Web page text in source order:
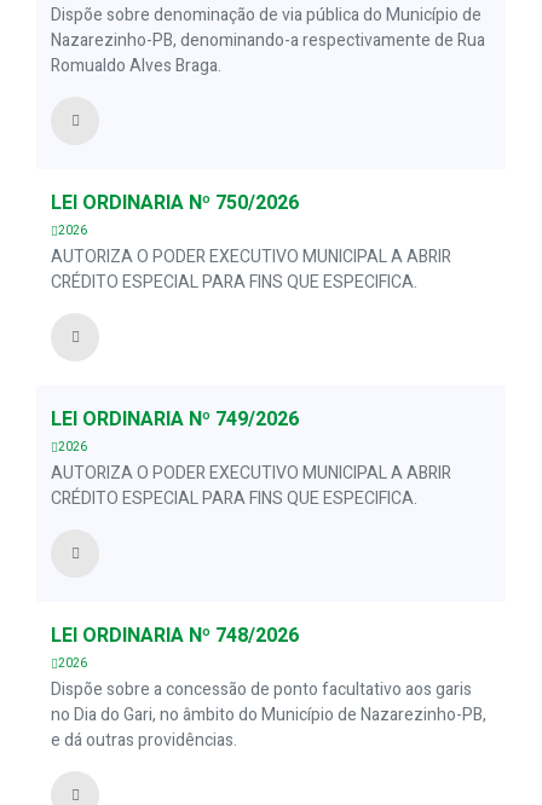
Dispõe sobre denominação de via pública do Município de
Nazarezinho-PB, denominando-a respectivamente de Rua
Romualdo Alves Braga.
LEI ORDINÁRIA Nº 750/2026
2026
AUTORIZA O PODER EXECUTIVO MUNICIPAL A ABRIR
CRÉDITO ESPECIAL PARA FINS QUE ESPECIFICA.
LEI ORDINÁRIA Nº 749/2026
2026
AUTORIZA O PODER EXECUTIVO MUNICIPAL A ABRIR
CRÉDITO ESPECIAL PARA FINS QUE ESPECIFICA.
LEI ORDINÁRIA Nº 748/2026
2026
Dispõe sobre a concessão de ponto facultativo aos garis
no Dia do Gari, no âmbito do Município de Nazarezinho-PB,
e dá outras providências.